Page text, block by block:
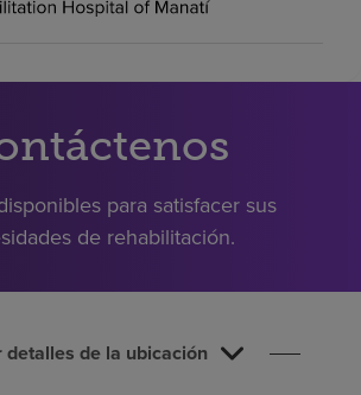
e
i
a
o
para satisfacer sus
de rehabilitación.
detalles de la ubicación